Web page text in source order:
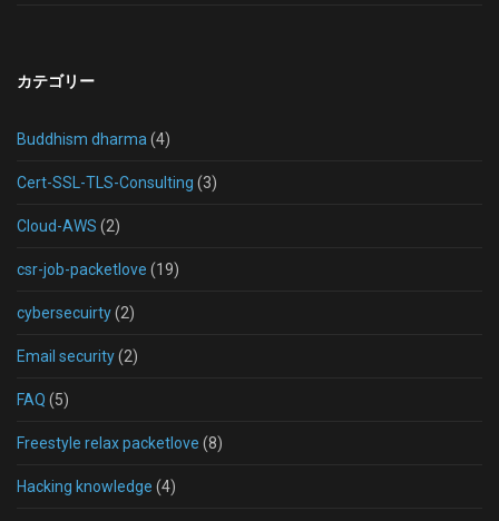
カテゴリー
Buddhism dharma (4)
Cert-SSL-TLS-Consulting (3)
Cloud-AWS (2)
csr-job-packetlove (19)
cybersecuirty(2)
Email security(2)
FAQ (5)
Freestyle relax packetlove (8)
Hacking knowledge (4)